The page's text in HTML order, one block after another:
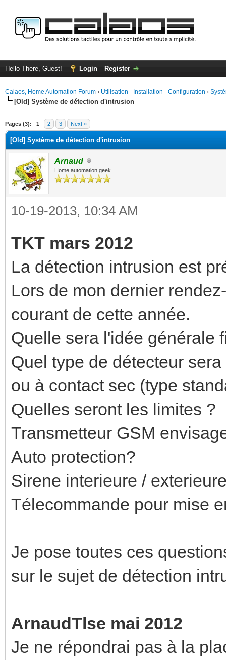
Hello There, Guest! Login Register
Calaos, Home Automation Forum › Utilisation - Installation - Configuration ›
[Old] Système de détection d'intrusion
Pages (3): 1 2 3 Next »
[Old] Système de détection d'intrusion
Arnaud
Home automation geek
10-19-2013, 10:34 AM
TKT mars 2012
La détection intrusion est
Lors de mon dernier
courant de cette année.
Quelle sera l'idée générale
Quel type de détecteur
ou à contact sec (type
Quelles seront les limites ?
Transmetteur GSM
Auto protection?
Sirene interieure /
Télecommande pour mise
Je pose toutes ces
sur le sujet de détection
ArnaudTlse mai 2012
Je ne répondrai pas à la